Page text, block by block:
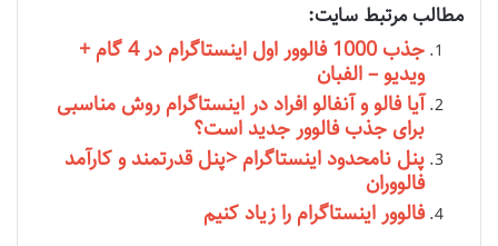
مطالب مرتبط سایت:
جذب 1000 فالوور اول اینستاگرام در 4 گام +
ویدیو – الفبان
آیا فالو و آنفالو افراد در اینستاگرام روش مناسبی
برای جذب فالوور جدید است؟
پنل نامحدود اینستاگرام <پنل قدرتمند و کارآمد
فالووران
فالوور اینستاگرام را زیاد کنیم